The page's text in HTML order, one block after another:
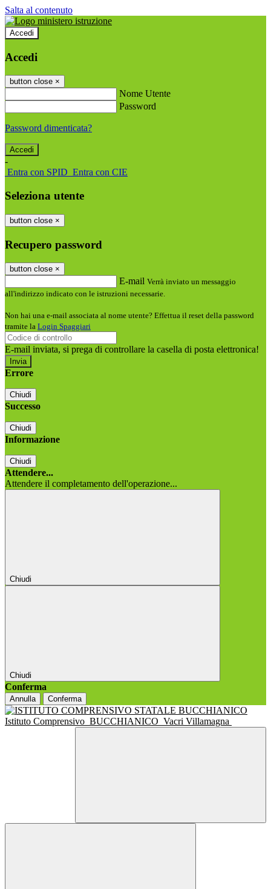
Salta al contenuto
Accedi
Accedi
button close ×
Nome Utente
Password
Password dimenticata?
-
Entra con SPID Entra con CIE
Seleziona utente
button close ×
Recupero password
button close ×
E-mail Verrà inviato un messaggio
all'indirizzo indicato con le istruzioni necessarie.
Non hai una e-mail associata al nome utente? Effettua il reset della password
tramite la Login Spaggiari
E-mail inviata, si prega di controllare la casella di posta elettronica!
Errore
Chiudi
Successo
Chiudi
Informazione
Chiudi
Attendere...
Attendere il completamento dell'operazione...
Chiudi
Chiudi
Conferma
Annulla Conferma
Istituto Comprensivo BUCCHIANICO Vacri Villamagna